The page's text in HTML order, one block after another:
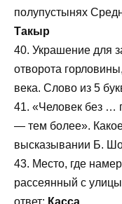
полупустынях
Такыр
40. Украшение для
отворота
века. Слово из 5
41. «Человек без …
— тем более».
высказывании Б.
43. Место, где
рассеянный с
ответ: Касса